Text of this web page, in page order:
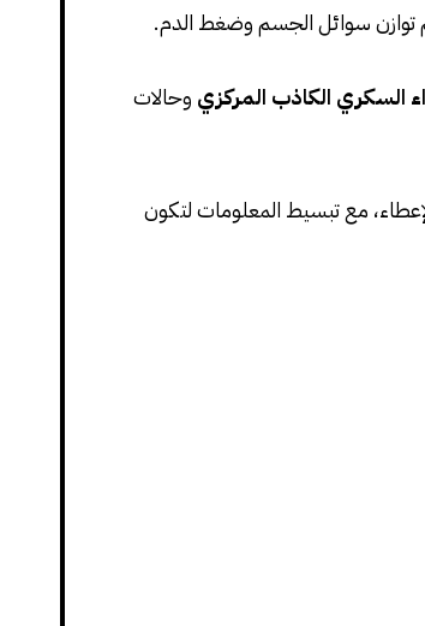
توازن سوائل الجسم وضغط الدم.
السكري الكاذب المركزي وحالات
مع تبسيط المعلومات لتكون